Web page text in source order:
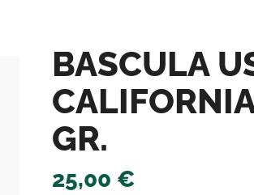
BASCULA
GR.
25,00 €